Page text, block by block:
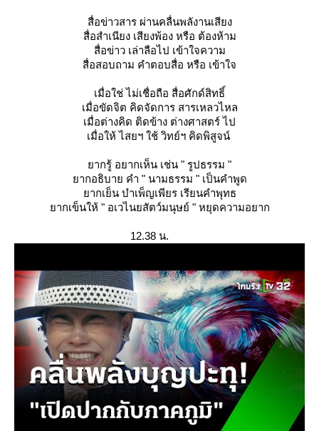
สื่อข่าวสาร ผ่านคลื่นพลังานเสียง
สื่อสำเนียง เสียงพ้อง หรือ ต้องห้าม
สื่อข่าว เล่าลือไป เข้าใจความ
สื่อสอบถาม คำตอบสื่อ หรือ เข้าใจ
เมื่อใช่ ไม่เชื่อถือ สื่อศักด์สิทธิ์
เมื่อขัดจิต คิดจัดการ สารเหลวไหล
เมื่อต่างคิด ติดข้าง ต่างศาสตร์ ไป
เมื่อให้ ไสยฯ ใช้ วิทย์ฯ คิดพิสูจน์
ากรู้ อยากเห็น เช่น " รูปธรรม "
ากอธิบาย คำ " นามธรรม " เป็นคำพูด
ากเย็น บำเพ็ญเพียร เรียนคำพุทธ
ากเข็นให้ " อเวไนยสัตว์มนุษย์ " หยุดความอยาก
12.38 น.